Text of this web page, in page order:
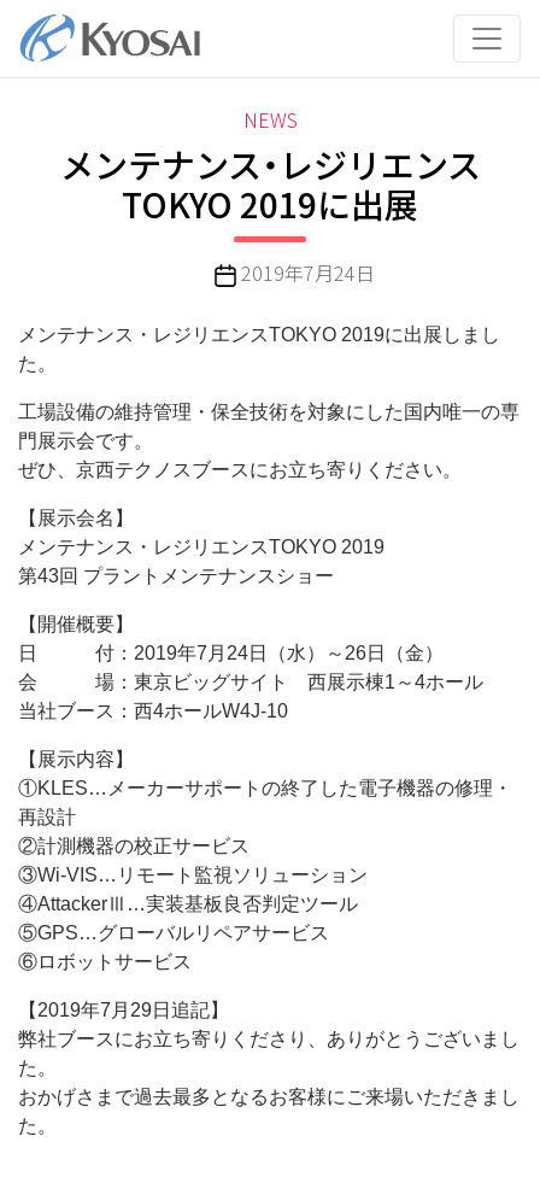
テ
カ
テ
ゴ
リ
ー
NEWS
メンテナンス・レジリエンス
TOKYO 2019に出展
投
日
2019年7月24日
メンテナンス・レジリエンスTOKYO 2019に出展しまし
た。
工場設備の維持管理・保全技術を対象にした国内唯一の専
門展示会です。
ぜひ、京西テクノスブースにお立ち寄りください。
【展示会名】
メンテナンス・レジリエンスTOKYO 2019
第43回 プラントメンテナンスショー
【開催概要】
日 付：2019年7月24日（水）～26日（金）
会 場：東京ビッグサイト 西展示棟1～4ホール
当社ブース：西4ホールW4J-10
【展示内容】
①KLES…メーカーサポートの終了した電子機器の修理・
再設計
②計測機器の校正サービス
③Wi-VIS…リモート監視ソリューション
④AttackerⅢ…実装基板良否判定ツール
⑤GPS…グローバルリペアサービス
⑥ロボットサービス
【2019年7月29日追記】
弊社ブースにお立ち寄りくださり、ありがとうございまし
た。
おかげさまで過去最多となるお客様にご来場いただきまし
た。